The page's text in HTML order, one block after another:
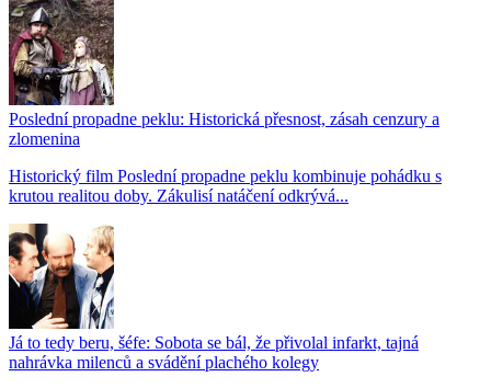
Poslední propadne peklu: Historická přesnost, zásah cenzury a
zlomenina
Historický film Poslední propadne peklu kombinuje pohádku s
krutou realitou doby. Zákulisí natáčení odkrývá...
Já to tedy beru, šéfe: Sobota se bál, že přivolal infarkt, tajná
nahrávka milenců a svádění plachého kolegy